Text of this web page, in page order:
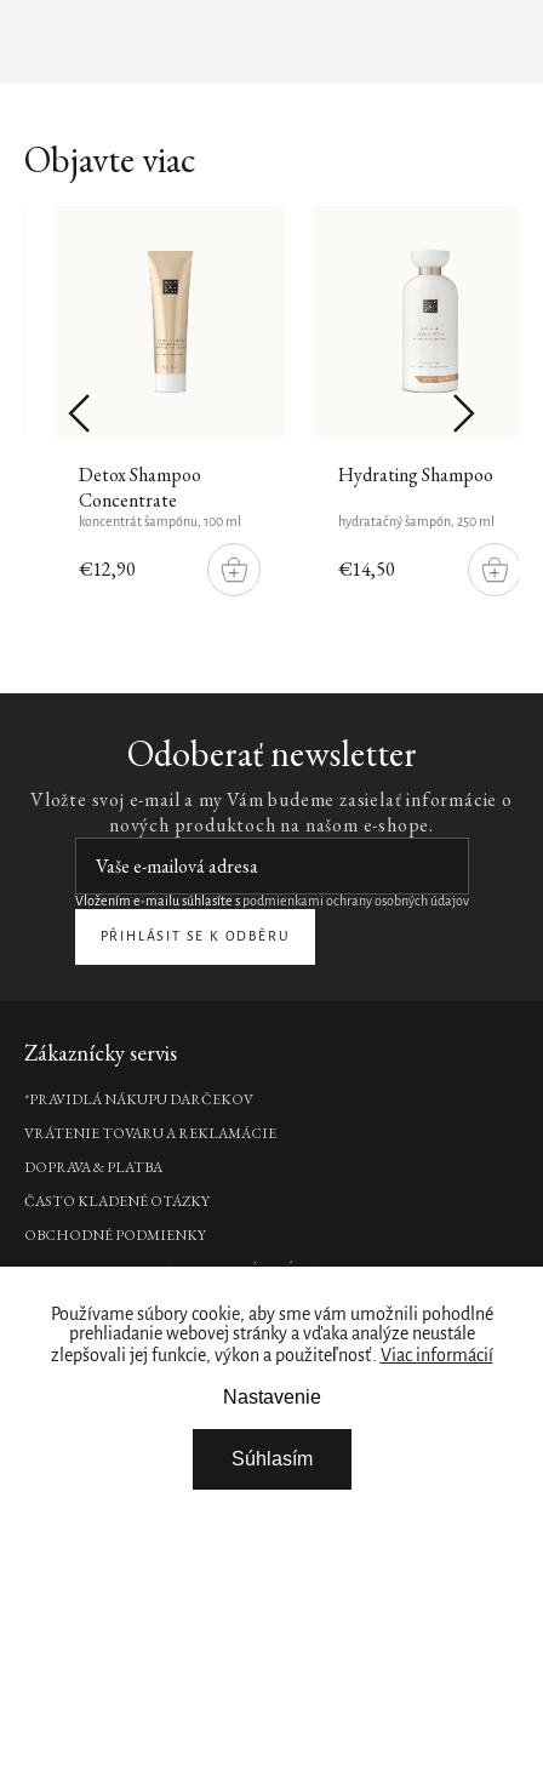
Používame súbory cookie, aby sme vám umožnili pohodlné
prehliadanie webovej stránky a vďaka analýze neustále
zlepšovali jej funkcie, výkon a použiteľnosť. Viac informácií
Nastavenie
Súhlasím
Objavte viac
Detox Shampoo
Concentrate
€12,90
DO
KOŠÍKU
koncentrát šampónu, 100 ml
Hydrating Shampoo
€14,50
DO
hydratačný šampón, 250 ml
Odoberať newsletter
Vložte svoj e-mail a my Vám budeme zasielať informácie o
nových produktoch na našom e-shope.
Vložením e-mailu súhlasíte s podmienkami ochrany osobných údajov
PŘIHLÁSIT SE K ODBĚRU
Zápätie
Zákaznícky servis
*PRAVIDLÁ NÁKUPU DARČEKOV
VRÁTENIE TOVARU A REKLAMÁCIE
DOPRAVA & PLATBA
ČASTO KLADENÉ OTÁZKY
OBCHODNÉ PODMIENKY
PODMIENKY OCHRANY OSOBNÝCH ÚDAJOV
Kde nás nájdete
PREDAJNY